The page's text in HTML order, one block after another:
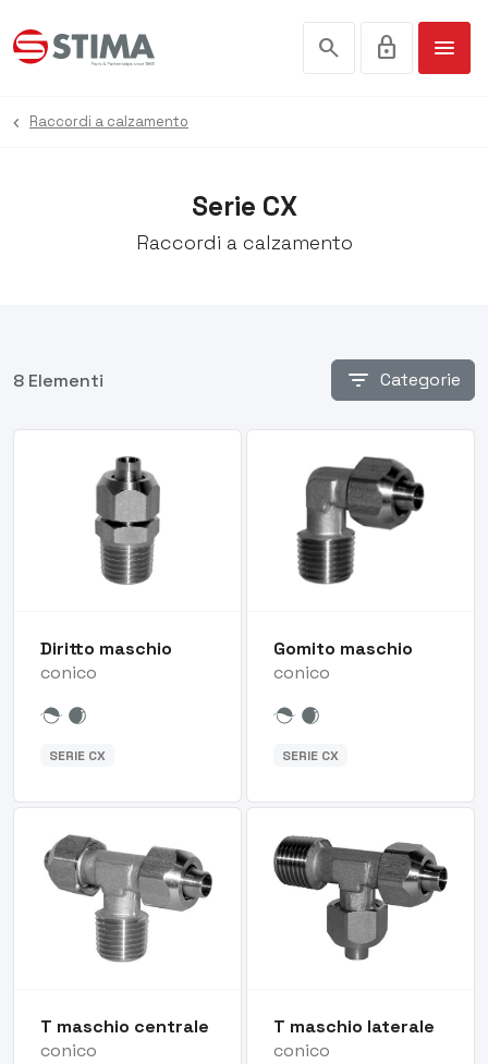
search lock menu
Serie CX
Raccordi a calzamento
Raccordi a calzamento
8 Elementi filter_list Categorie
Diritto maschio
conico
SERIE CX
Gomito maschio
conico
SERIE CX
T maschio centrale
conico
T maschio laterale
conico